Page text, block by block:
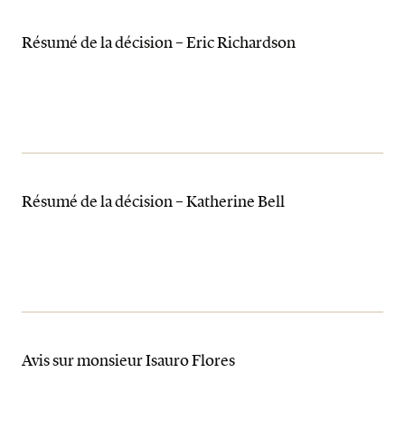
Résumé de la décision – Eric Richardson
Résumé de la décision – Katherine Bell
Avis sur monsieur Isauro Flores